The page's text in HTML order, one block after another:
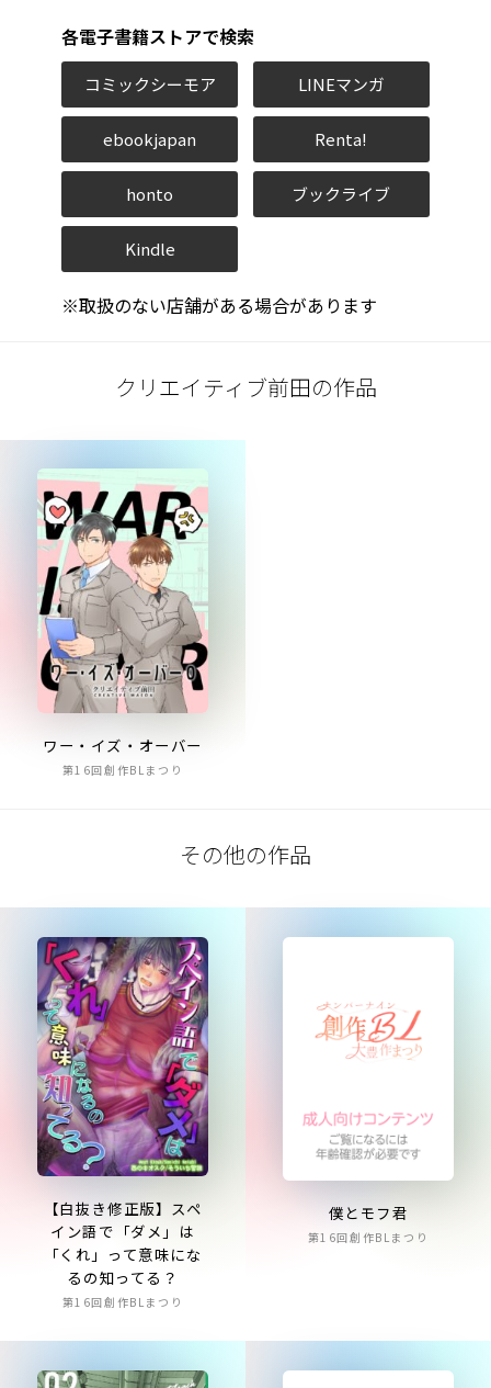
各電子書籍ストアで検索
コミックシーモア LINEマンガ
ebookjapan Renta!
honto ブックライブ
Kindle
※取扱のない店舗がある場合があります
クリエイティブ前田の作品
ワー・イズ・オーバー
第16回創作BLまつり
その他の作品
【白抜き修正版】スペ
イン語で「ダメ」は
「くれ」って意味にな
るの知ってる？
第16回創作BLまつり
僕とモフ君
第16回創作BLまつり